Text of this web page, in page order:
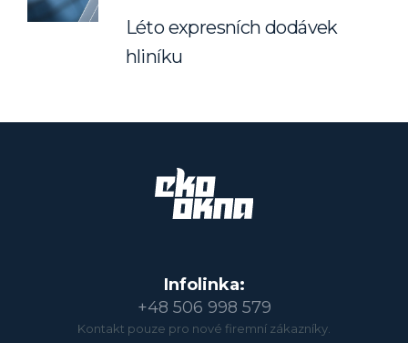
Léto expresních dodávek
hliníku
Infolinka:
+48 506 998 579
Kontakt pouze pro nové firemní zákazníky.